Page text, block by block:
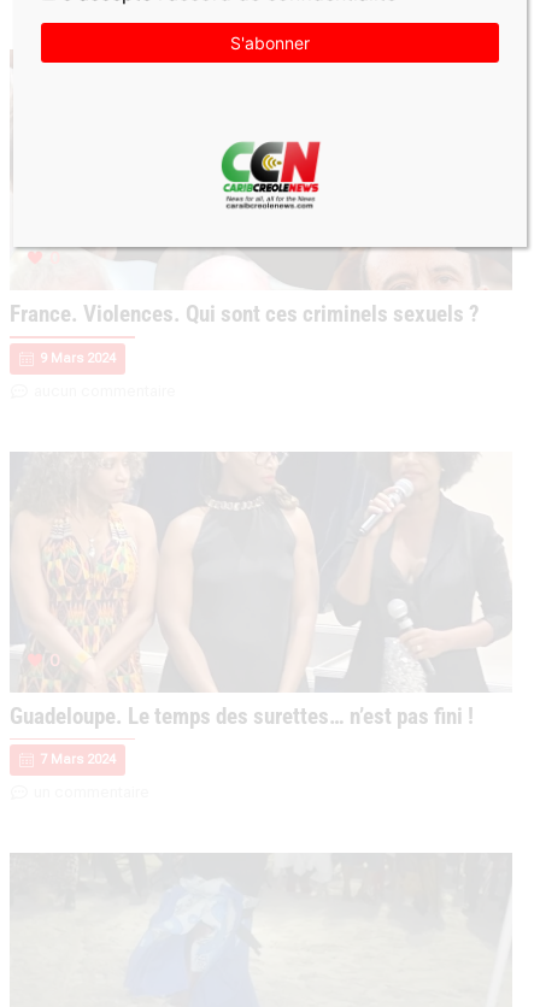
0
France. Violences. Qui sont ces criminels sexuels ?
9 Mars 2024
0
Guadeloupe. Le temps des surettes… n’est pas fini !
7 Mars 2024